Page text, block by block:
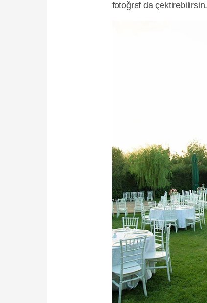
fotoğraf da çektirebilirsin.